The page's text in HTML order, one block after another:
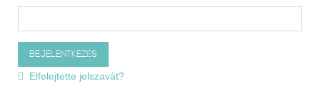
Elfelejtette jelszavát?